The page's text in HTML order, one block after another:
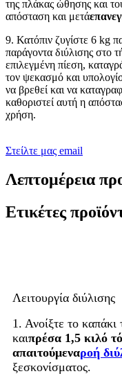
της πλάκας ώθησης και
απόσταση και μετά
9. Κατόπιν ζυγίστε 6 kg
παράγοντα διύλισης στο
επιλεγμένη πίεση,
τον ψεκασμό και
να βρεθεί και να
καθοριστεί αυτή η
χρήση.
Στείλτε μας email
Λεπτομέρεια
Ετικέτες
Λειτουργία διύλισης
1. Ανοίξτε το καπάκι
καιπρέσα 1,5 κιλό
απαιτούμεναροή
ξεσκονίσματος.